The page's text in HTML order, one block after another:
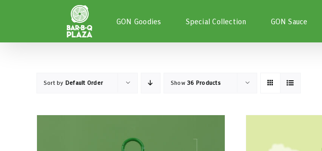
GON Goodies Special Collection GON Sauce
Sort by Default Order Show 36 Products